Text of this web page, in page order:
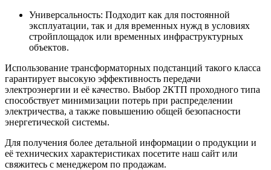
Универсальность: Подходит как для постоянной
эксплуатации, так и для временных нужд в условиях
стройплощадок или временных инфраструктурных
объектов.
Использование трансформаторных подстанций такого класса
гарантирует высокую эффективность передачи
электроэнергии и её качество. Выбор 2КТП проходного типа
способствует минимизации потерь при распределении
электричества, а также повышению общей безопасности
энергетической системы.
Для получения более детальной информации о продукции и
её технических характеристиках посетите наш сайт или
свяжитесь с менеджером по продажам.